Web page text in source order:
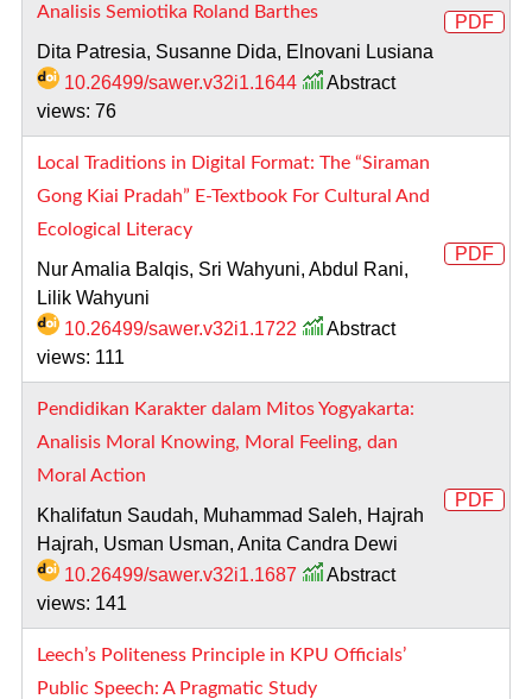
Analisis Semiotika Roland Barthes
Dita Patresia, Susanne Dida, Elnovani Lusiana
10.26499/sawer.v32i1.1644
Abstract
views: 76
PDF
Local Traditions in Digital Format: The “Siraman
Gong Kiai Pradah” E-Textbook For Cultural And
Ecological Literacy
Nur Amalia Balqis, Sri Wahyuni, Abdul Rani,
Lilik Wahyuni
10.26499/sawer.v32i1.1722
Abstract
views: 111
PDF
Pendidikan Karakter dalam Mitos Yogyakarta:
Analisis Moral Knowing, Moral Feeling, dan
Moral Action
Khalifatun Saudah, Muhammad Saleh, Hajrah
Hajrah, Usman Usman, Anita Candra Dewi
10.26499/sawer.v32i1.1687
Abstract
views: 141
PDF
Leech’s Politeness Principle in KPU Officials’
Public Speech: A Pragmatic Study